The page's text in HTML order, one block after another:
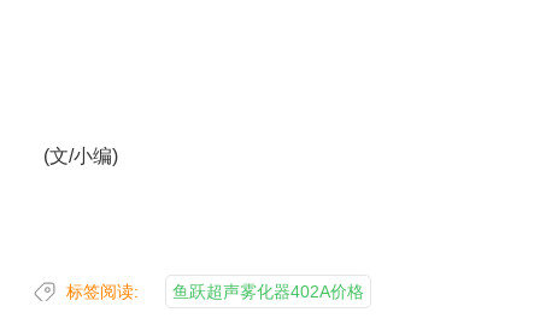
(文/小编)
标签阅读: 鱼跃超声雾化器402A价格